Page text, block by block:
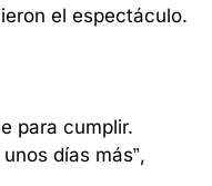
el espectáculo.
para cumplir.
días más”,